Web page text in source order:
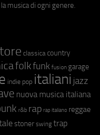
musica di ogni genere.
classica country
folkfunk fusion garage
indie pop italiani jazz
nuova musica italiana
r&b rap rap italiano reggae
stoner swing trap